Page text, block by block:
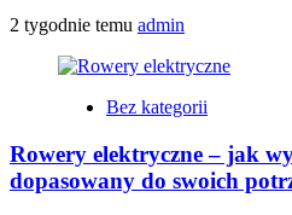
2 tygodnie temu admin
Bez kategorii
Rowery elektryczne – jak
dopasowany do swoich